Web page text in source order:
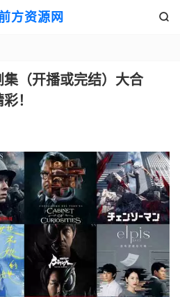
方资源网 
（开播或完结）大合
！